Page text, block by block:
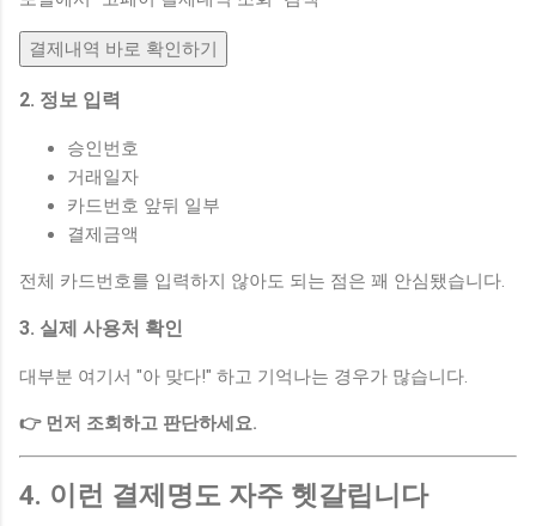
결제내역 바로 확인하기
2. 정보 입력
승인번호
거래일자
카드번호 앞뒤 일부
결제금액
전체 카드번호를 입력하지 않아도 되는 점은 꽤 안심됐습니다.
3. 실제 사용처 확인
대부분 여기서 "아 맞다!" 하고 기억나는 경우가 많습니다.
👉 먼저 조회하고 판단하세요.
4. 이런 결제명도 자주 헷갈립니다